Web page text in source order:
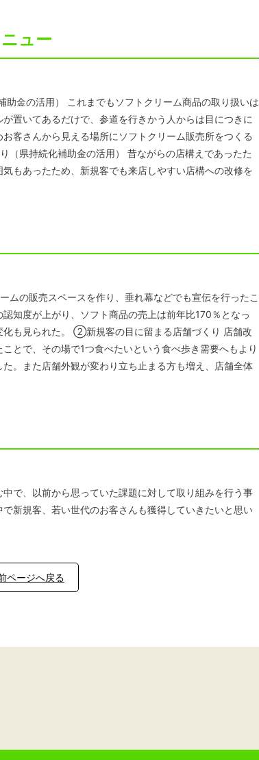
ュー
金の活用） これまでもソフトクリーム商品の取り扱いは
置いてあるだけで、参道を行きかう人からは目につきに
客さんから見える場所にソフトクリーム販売所をつくる
県持続化補助金の活用） 昔ながらの店構えであったた
もあったため、新規客でも来店しやすい店構への改修を
の販売スペースを作り、垂れ幕などでも宣伝を行ったこ
知度が上がり、ソフト商品の売上は前年比170％となっ
化も見られた。 ②新規客の目に留まる店舗づくり 店舗改
とで、その場で1つ食べたいという食べ歩き需要へもより
。また店舗外観が変わり立ち止まる方も増え、店舗全体
で、以前から思っていた課題に対して取り組みを行う事
新規客、若い世代のお客さんも獲得していきたいと思い
ページへ戻る